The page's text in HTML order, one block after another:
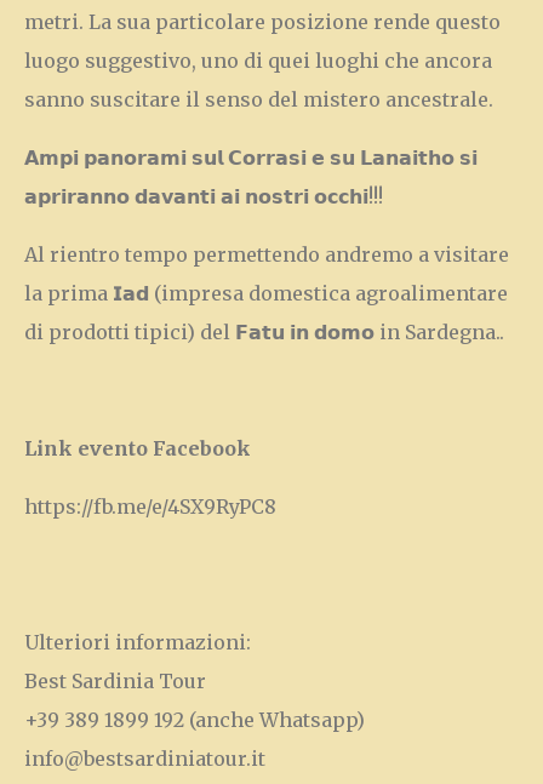
metri. La sua particolare posizione rende questo
luogo suggestivo, uno di quei luoghi che ancora
sanno suscitare il senso del mistero ancestrale.
𝗔𝗺𝗽𝗶 𝗽𝗮𝗻𝗼𝗿𝗮𝗺𝗶 𝘀𝘂𝗹 𝗖𝗼𝗿𝗿𝗮𝘀𝗶 𝗲 𝘀𝘂 𝗟𝗮𝗻𝗮𝗶𝘁𝗵𝗼 𝘀𝗶
𝗮𝗽𝗿𝗶𝗿𝗮𝗻𝗻𝗼 𝗱𝗮𝘃𝗮𝗻𝘁𝗶 𝗮𝗶 𝗻𝗼𝘀𝘁𝗿𝗶 𝗼𝗰𝗰𝗵𝗶!!!
Al rientro tempo permettendo andremo a visitare
la prima 𝗜𝗮𝗱 (impresa domestica agroalimentare
di prodotti tipici) del 𝗙𝗮𝘁𝘂 𝗶𝗻 𝗱𝗼𝗺𝗼 in Sardegna..
Link evento Facebook
https://fb.me/e/4SX9RyPC8
Ulteriori informazioni:
Best Sardinia Tour
+39 389 1899 192 (anche Whatsapp)
info@bestsardiniatour.it